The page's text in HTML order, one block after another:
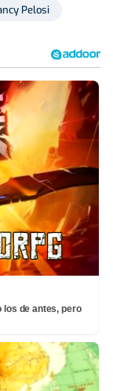
Pelosi
los de antes, pero